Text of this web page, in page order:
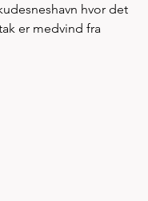
hvor det
er medvind fra